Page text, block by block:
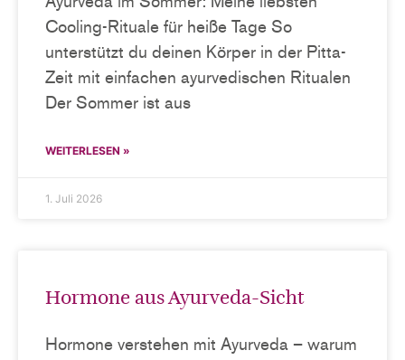
Cooling-Rituale für heiße Tage So
unterstützt du deinen Körper in der Pitta-
Zeit mit einfachen ayurvedischen Ritualen
Der Sommer ist aus
WEITERLESEN »
1. Juli 2026
Hormone aus Ayurveda-Sicht
Hormone verstehen mit Ayurveda – warum